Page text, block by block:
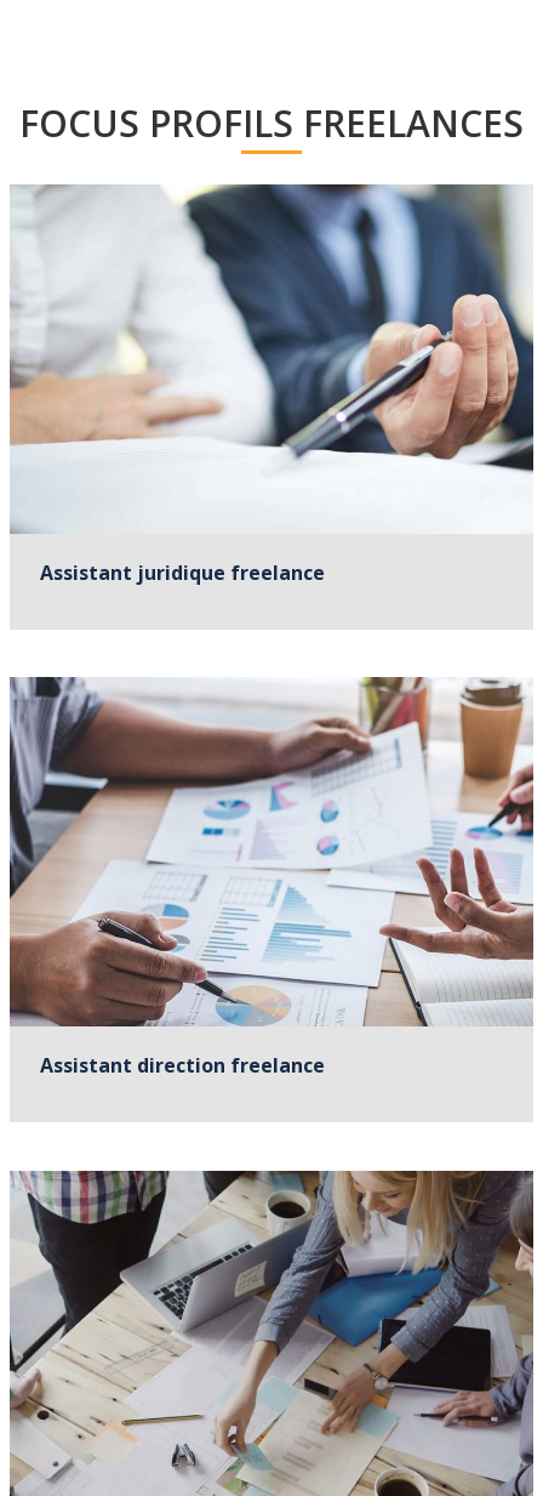
FOCUS PROFILS FREELANCES
Assistant juridique freelance
Assistant direction freelance